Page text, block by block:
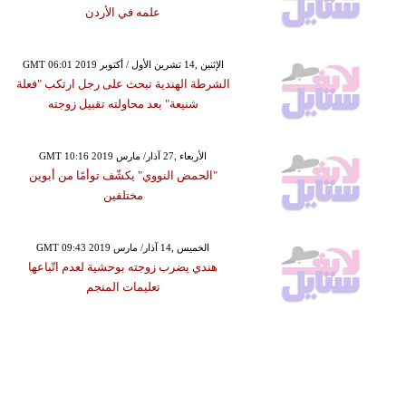
علمه في الأردن
GMT 06:01 2019 الإثنين ,14 تشرين الأول / أكتوبر
الشرطة الهندية تبحث على رجل ارتكب "فعلة
شنيعة" بعد محاولته تقبيل زوجته
GMT 10:16 2019 الأربعاء ,27 آذار/ مارس
"الحمض النووي" يكشّف توأمًا من أبوين
مختلفين
GMT 09:43 2019 الخميس ,14 آذار/ مارس
هندي يضرب زوجته بوحشية لعدم اتّباعها
تعليمات المنجم